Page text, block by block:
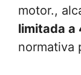
motor.,
limitada a
normativa